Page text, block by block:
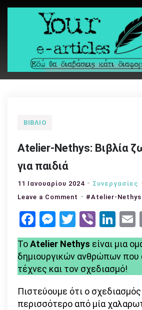
Skip
Your e-articles
Εδώ θα διαβάσεις κάτι
ΒΙΒΛΊΟ
Atelier-Nethys: Βιβλία
για παιδιά
11 Ιανουαρίου 2024
Συνεργασίες
Leave a Comment on
Nethys:
ζωγραφικής
για
παιδιά
#Atelier-Nethys
Facebook
Messenger
Twitter
Viber
ΤοAtelier Nethys είναι μια
δημιουργικών ανθρώπων που
τέχνες και τον σχεδιασμό!
Πιστεύουμε ότι ο σχεδιασμός
περισσότερο από μία